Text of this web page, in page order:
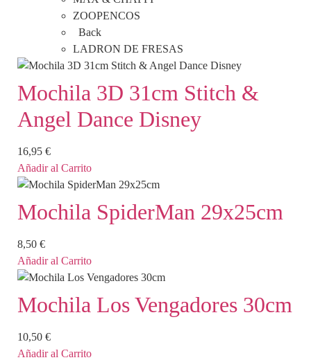
ZOOPENCOS
Back
LADRON DE FRESAS
Mochila 3D 31cm Stitch &
Angel Dance Disney
16,95 €
Añadir al Carrito
Mochila SpiderMan 29x25cm
8,50 €
Añadir al Carrito
Mochila Los Vengadores 30cm
10,50 €
Añadir al Carrito